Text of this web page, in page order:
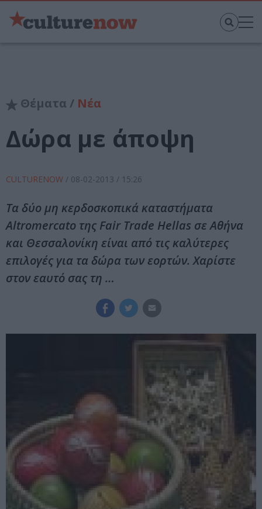
Θέματα / Νέα
Δώρα με άποψη
CULTURENOW / 08-02-2013 / 15:26
Τα δύο μη κερδοσκοπικά καταστήματα
Altromercato της Fair Trade Hellas σε Αθήνα
και Θεσσαλονίκη είναι από τις καλύτερες
επιλογές για τα δώρα των εορτών. Χαρίστε
στον εαυτό σας τη …